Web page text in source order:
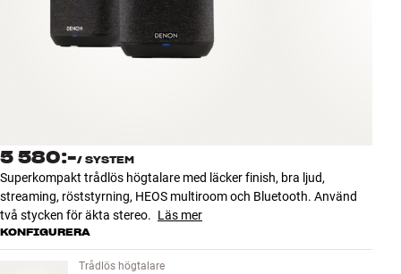
Tillbehör
INSPIRATION
NYHETER
ERBJUDANDEN
Kundtjänst
5 580:-/ SYSTEM
Superkompakt trådlös högtalare med läcker finish, bra ljud,
streaming, röststyrning, HEOS multiroom och Bluetooth. Använd
två stycken för äkta stereo. Läs mer
KONFIGURERA
Trådlös högtalare